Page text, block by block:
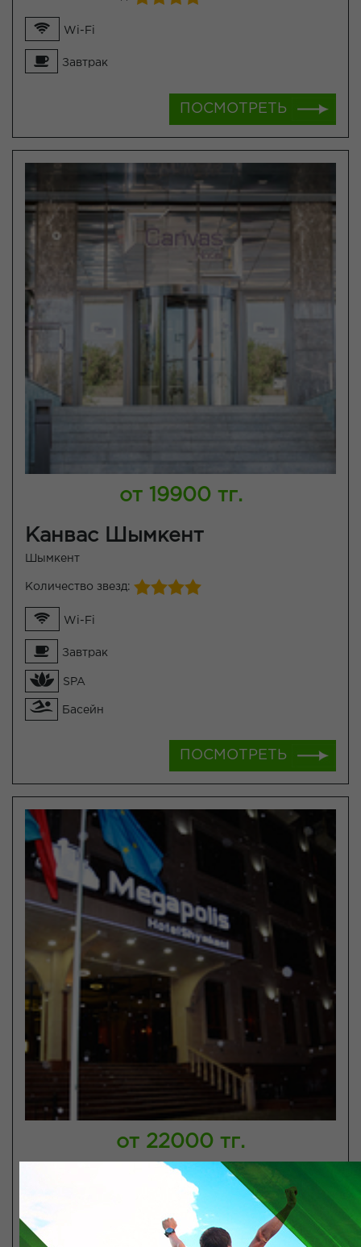
Wi-Fi
Завтрак
ПОСМОТРЕТЬ
от 19900 тг.
Канвас Шымкент
Шымкент
Количество звезд:
Wi-Fi
Завтрак
SPA
Басейн
ПОСМОТРЕТЬ
от 22000 тг.
Мегаполис Шымкент
Количество звезд: